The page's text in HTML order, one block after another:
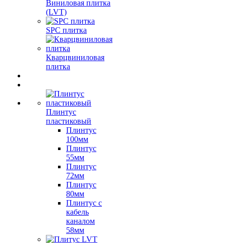
Виниловая плитка
(LVT)
SPC плитка
Кварцвиниловая
плитка
Плинтус
пластиковый
Плинтус
100мм
Плинтус
55мм
Плинтус
72мм
Плинтус
80мм
Плинтус с
кабель
каналом
58мм